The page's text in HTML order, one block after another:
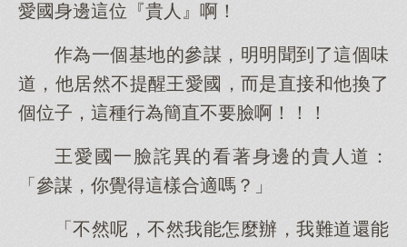
愛國身邊這位『貴人』啊！
作為一個基地的參謀，明明聞到了這個味
道，他居然不提醒王愛國，而是直接和他換了
個位子，這種行為簡直不要臉啊！！！
王愛國一臉詫異的看著身邊的貴人道：
「參謀，你覺得這樣合適嗎？」
「不然呢，不然我能怎麼辦，我難道還能